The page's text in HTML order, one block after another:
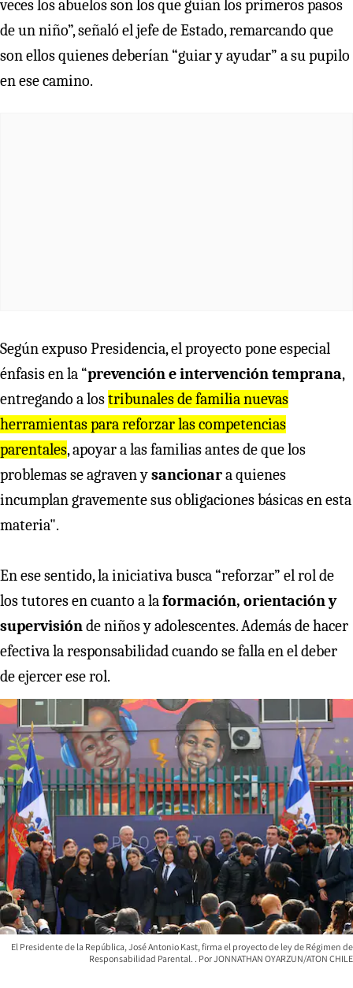
veces los abuelos son los que guían los primeros pasos
de un niño”, señaló el jefe de Estado, remarcando que
son ellos quienes deberían “guiar y ayudar” a su pupilo
en ese camino.
Según expuso Presidencia, el proyecto pone especial
énfasis en la “prevención e intervención temprana,
entregando a lostribunales de familia nuevas
herramientas para reforzar las competencias
parentales, apoyar a las familias antes de que los
problemas se agraven ysancionara quienes
incumplan gravemente sus obligaciones básicas en esta
materia".
En ese sentido, la iniciativa busca “reforzar” el rol de
los tutores en cuanto a laformación, orientación y
supervisiónde niños y adolescentes. Además de hacer
efectiva la responsabilidad cuando se falla en el deber
de ejercer ese rol.
El Presidente de la República, José Antonio Kast, firma el proyecto de ley de Régimen de
Responsabilidad Parental.
JONNATHAN OYARZUN/ATON CHILE